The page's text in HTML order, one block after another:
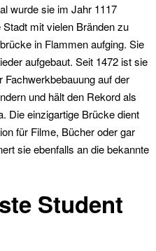
wurde sie im Jahr 1117
mit vielen Bränden zu
in Flammen aufging. Sie
aufgebaut. Seit 1472 ist sie
Fachwerkbebauung auf der
und hält den Rekord als
Die einzigartige Brücke dient
für Filme, Bücher oder gar
sie ebenfalls an die bekannte
Student